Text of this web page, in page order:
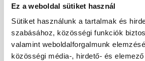
Ez a weboldal sütiket használ
Sütiket használunk a tartalmak és
szabásához, közösségi funkciók
valamint weboldalforgalmunk
közösségi média-, hirdető- és
Megnézem